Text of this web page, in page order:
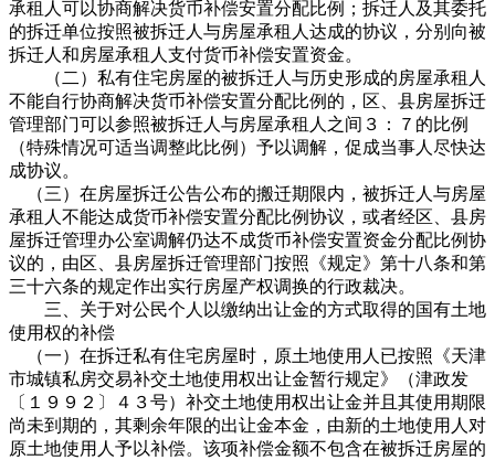
承租人可以协商解决货币补偿安置分配比例；拆迁人及其委托
的拆迁单位按照被拆迁人与房屋承租人达成的协议，分别向被
拆迁人和房屋承租人支付货币补偿安置资金。
（二）私有住宅房屋的被拆迁人与历史形成的房屋承租人
不能自行协商解决货币补偿安置分配比例的，区、县房屋拆迁
管理部门可以参照被拆迁人与房屋承租人之间３：７的比例
（特殊情况可适当调整此比例）予以调解，促成当事人尽快达
成协议。
（三）在房屋拆迁公告公布的搬迁期限内，被拆迁人与房屋
承租人不能达成货币补偿安置分配比例协议，或者经区、县房
屋拆迁管理办公室调解仍达不成货币补偿安置资金分配比例协
议的，由区、县房屋拆迁管理部门按照《规定》第十八条和第
三十六条的规定作出实行房屋产权调换的行政裁决。
三、关于对公民个人以缴纳出让金的方式取得的国有土地
使用权的补偿
（一）在拆迁私有住宅房屋时，原土地使用人已按照《天津
市城镇私房交易补交土地使用权出让金暂行规定》（津政发
〔１９９２〕４３号）补交土地使用权出让金并且其使用期限
尚未到期的，其剩余年限的出让金本金，由新的土地使用人对
原土地使用人予以补偿。该项补偿金额不包含在被拆迁房屋的